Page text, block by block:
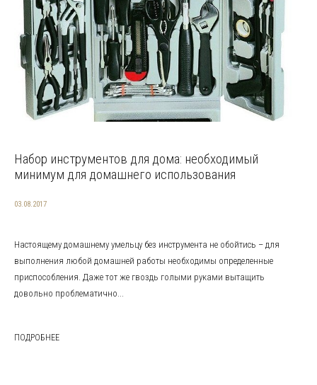
Набор инструментов для дома: необходимый
минимум для домашнего использования
03.08.2017
Настоящему домашнему умельцу без инструмента не обойтись – для
выполнения любой домашней работы необходимы определенные
приспособления. Даже тот же гвоздь голыми руками вытащить
довольно проблематично...
ПОДРОБНЕЕ